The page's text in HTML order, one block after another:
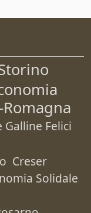
Galline Felici
Creser
Solidale